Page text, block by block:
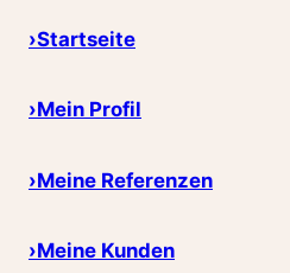
›Startseite
›Mein Profil
›Meine Referenzen
›Meine Kunden